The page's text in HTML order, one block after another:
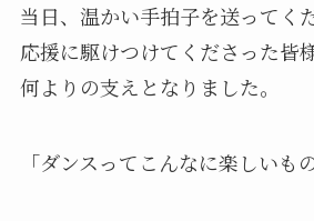
当日、温かい手拍子を送ってく
応援に駆けつけてくださった皆
何よりの支えとなりました。
「ダンスってこんなに楽しいも